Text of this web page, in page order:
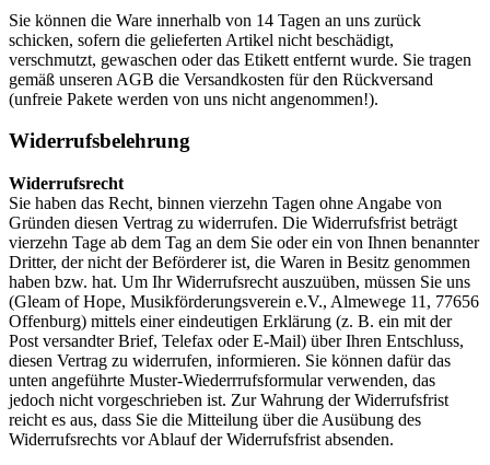
Sie können die Ware innerhalb von 14 Tagen an uns zurück
schicken, sofern die gelieferten Artikel nicht beschädigt,
verschmutzt, gewaschen oder das Etikett entfernt wurde. Sie tragen
gemäß unseren AGB die Versandkosten für den Rückversand
(unfreie Pakete werden von uns nicht angenommen!).
Widerrufsbelehrung
Widerrufsrecht
Sie haben das Recht, binnen vierzehn Tagen ohne Angabe von
Gründen diesen Vertrag zu widerrufen. Die Widerrufsfrist beträgt
vierzehn Tage ab dem Tag an dem Sie oder ein von Ihnen benannter
Dritter, der nicht der Beförderer ist, die Waren in Besitz genommen
haben bzw. hat. Um Ihr Widerrufsrecht auszuüben, müssen Sie uns
(Gleam of Hope, Musikförderungsverein e.V., Almewege 11, 77656
Offenburg) mittels einer eindeutigen Erklärung (z. B. ein mit der
Post versandter Brief, Telefax oder E-Mail) über Ihren Entschluss,
diesen Vertrag zu widerrufen, informieren. Sie können dafür das
unten angeführte Muster-Wiederrrufsformular verwenden, das
jedoch nicht vorgeschrieben ist. Zur Wahrung der Widerrufsfrist
reicht es aus, dass Sie die Mitteilung über die Ausübung des
Widerrufsrechts vor Ablauf der Widerrufsfrist absenden.